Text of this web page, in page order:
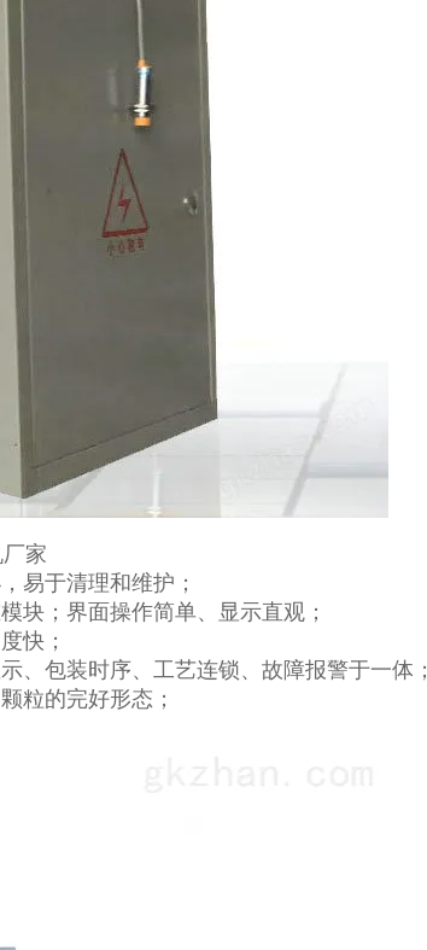
易于清理和维护；
块；界面操作简单、显示直观；
快；
包装时序、工艺连锁、故障报警于一体；
粒的完好形态；